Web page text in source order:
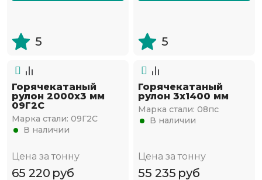
5 5
Горячекатаный
рулон 2000х3 мм
09Г2С
Марка стали: 09Г2С
В наличии
Цена за тонну
65 220 руб
Горячекатаный
рулон 3x1400 мм
Марка стали: 08пс
В наличии
Цена за тонну
55 235 руб